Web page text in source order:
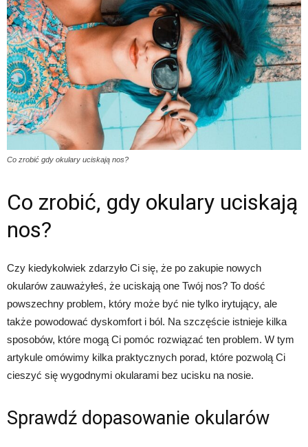
Co zrobić gdy okulary uciskają nos?
Co zrobić, gdy okulary uciskają
nos?
Czy kiedykolwiek zdarzyło Ci się, że po zakupie nowych
okularów zauważyłeś, że uciskają one Twój nos? To dość
powszechny problem, który może być nie tylko irytujący, ale
także powodować dyskomfort i ból. Na szczęście istnieje kilka
sposobów, które mogą Ci pomóc rozwiązać ten problem. W tym
artykule omówimy kilka praktycznych porad, które pozwolą Ci
cieszyć się wygodnymi okularami bez ucisku na nosie.
Sprawdź dopasowanie okularów